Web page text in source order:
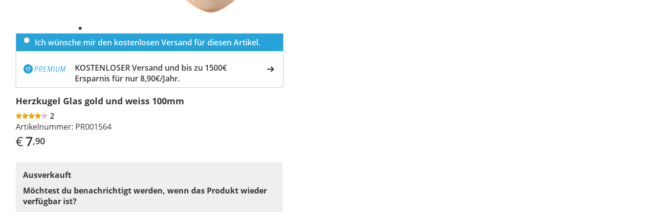
Ich wünsche mir den kostenlosen Versand für diesen Artikel.
KOSTENLOSER Versand und bis zu 1500€
Ersparnis für nur 8,90€/Jahr.
Herzkugel Glas gold und weiss 100mm
2
Artikelnummer: PR001564
€7,90
Ausverkauft
Möchtest du benachrichtigt werden, wenn das Produkt wieder
verfügbar ist?